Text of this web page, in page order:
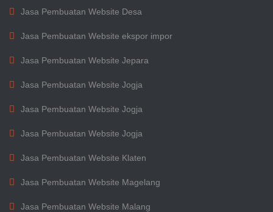
Jasa Pembuatan Website Desa
Jasa Pembuatan Website ekspor impor
Jasa Pembuatan Website Jepara
Jasa Pembuatan Website Jogja
Jasa Pembuatan Website Jogja
Jasa Pembuatan Website Jogja
Jasa Pembuatan Website Klaten
Jasa Pembuatan Website Magelang
Jasa Pembuatan Website Malang